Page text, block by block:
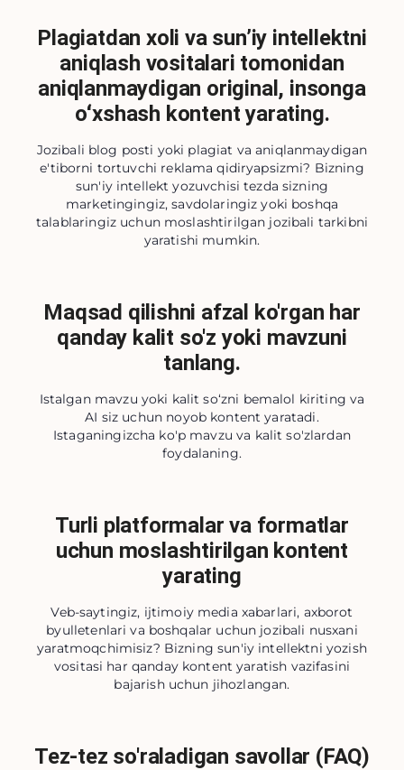
Plagiatdan xoli va sunʼiy intellektni
aniqlash vositalari tomonidan
aniqlanmaydigan original, insonga
oʻxshash kontent yarating.
Jozibali blog posti yoki plagiat va aniqlanmaydigan
e'tiborni tortuvchi reklama qidiryapsizmi? Bizning
sun'iy intellekt yozuvchisi tezda sizning
marketingingiz, savdolaringiz yoki boshqa
talablaringiz uchun moslashtirilgan jozibali tarkibni
yaratishi mumkin.
Maqsad qilishni afzal ko'rgan har
qanday kalit so'z yoki mavzuni
tanlang.
Istalgan mavzu yoki kalit so‘zni bemalol kiriting va
AI siz uchun noyob kontent yaratadi.
Istaganingizcha ko'p mavzu va kalit so'zlardan
foydalaning.
Turli platformalar va formatlar
uchun moslashtirilgan kontent
yarating
Veb-saytingiz, ijtimoiy media xabarlari, axborot
byulletenlari va boshqalar uchun jozibali nusxani
yaratmoqchimisiz? Bizning sun'iy intellektni yozish
vositasi har qanday kontent yaratish vazifasini
bajarish uchun jihozlangan.
Tez-tez so'raladigan savollar (FAQ)